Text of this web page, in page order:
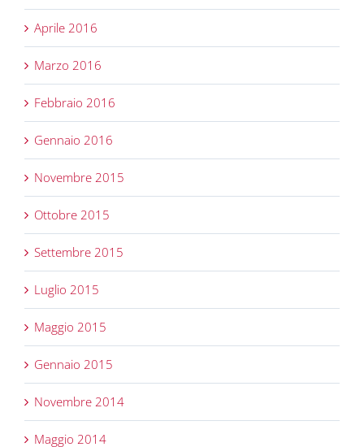
Aprile 2016
Marzo 2016
Febbraio 2016
Gennaio 2016
Novembre 2015
Ottobre 2015
Settembre 2015
Luglio 2015
Maggio 2015
Gennaio 2015
Novembre 2014
Maggio 2014